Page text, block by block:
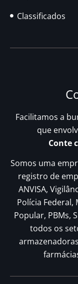
Classificados
Facilitamos a
que
Conte
Somos uma
registro de
ANVISA,
Polícia
Popular, PBMs,
todos os